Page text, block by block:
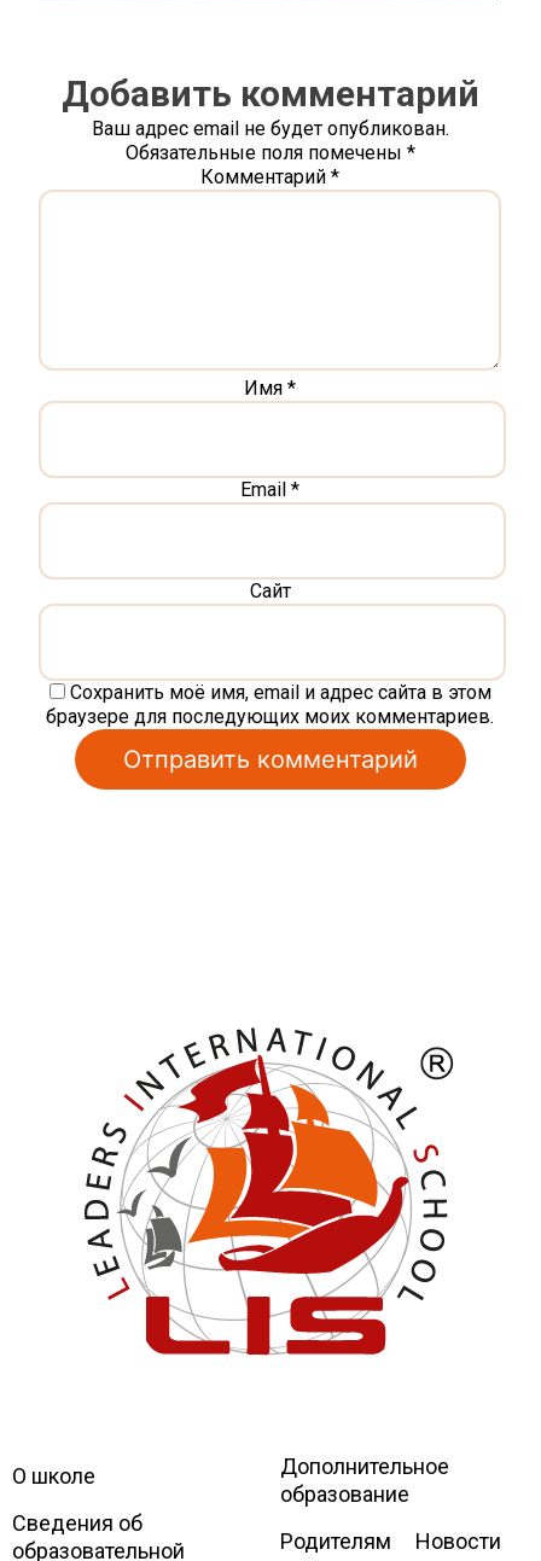
Добавить комментарий
Ваш адрес email не будет опубликован.
Обязательные поля помечены *
Комментарий*
Имя*
Email*
Сайт
Сохранить моё имя, email и адрес сайта в этом
браузере для последующих моих комментариев.
Leaders
International school
О школе
Сведения об
образовательной
Дополнительное
образование
Родителям
Новости